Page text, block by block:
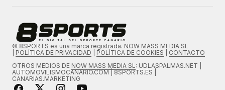
© 8SPORTS es una marca registrada. NOW MASS MEDIA SL
POLÍTICA DE PRIVACIDAD POLÍTICA DE COOKIES
CONTACTO
OTROS MEDIOS DE NOW MASS MEDIA SL: UDLASPALMAS.NET |
AUTOMOVILISMOCANARIO.COM | 8SPORTS.ES |
CANARIAS.MARKETING